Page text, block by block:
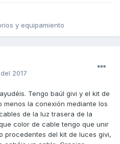
y equipamiento
2017
Tengo baúl givi y el kit de
la conexión mediante los
de la luz trasera de la
color de cable tengo que unir
procedentes del kit de luces givi,